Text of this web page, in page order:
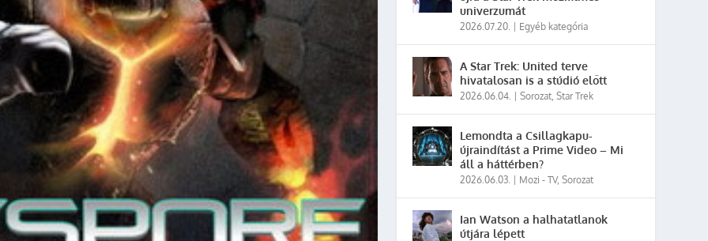
univerzumát
2026.07.20. Egyéb kategória
A Star Trek: United terve
hivatalosan is a stúdió előtt
2026.06.04. |Sorozat,Star Trek
Lemondta a Csillagkapu-
újraindítást a Prime Video – Mi
áll a háttérben?
2026.06.03. Mozi - TV,Sorozat
Ian Watson a halhatatlanok
útjára lépett